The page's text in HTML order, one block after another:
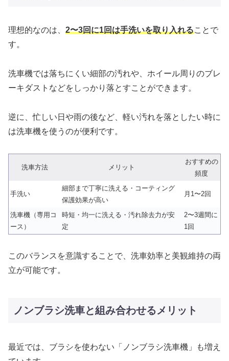
理想的なのは、 2〜3回に1回は手洗いを取り入れることで
す。
洗車機では落ちにくい細部の汚れや、ホイール周りのブレ
ーキダストなどをしっかり落とすことができます。
逆に、忙しい日や雨の後など、軽い汚れを落としたい時に
は洗車機を使うのが便利です。
洗車方法 メリット
おすすめの
頻度
手洗い
細部まで丁寧に洗える・コーティング
保護効果が高い
月1〜2回
洗車機（専用コ
ース）
時短・均一に洗える・汚れ除去力が安
定
2〜3週間に
1回
このバランスを意識することで、洗車効率と美観維持の両
立が可能です。
ノンブラシ洗車と組み合わせるメリット
最近では、ブラシを使わない「ノンブラシ洗車機」も増え